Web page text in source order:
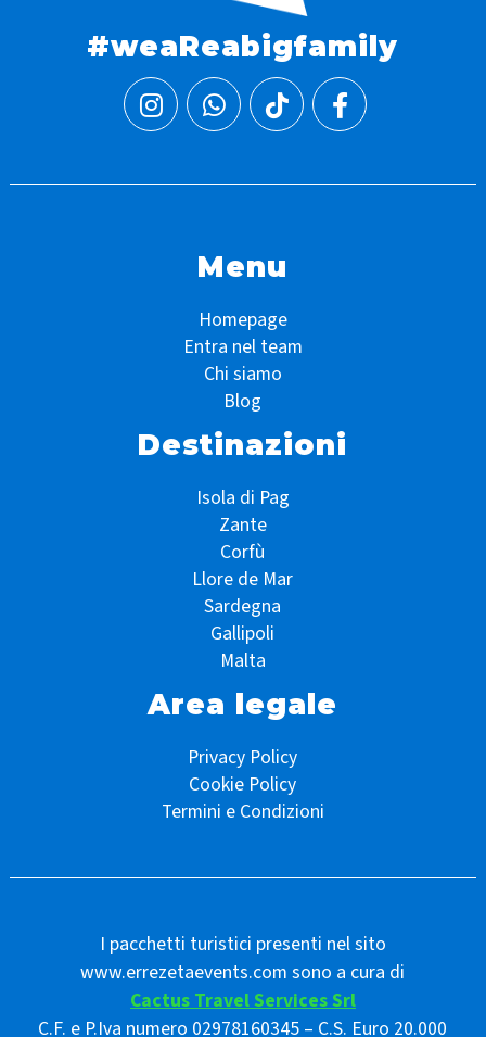
#weaReabigfamily
Menu
Homepage
Entra nel team
Chi siamo
Blog
Destinazioni
Isola di Pag
Zante
Corfù
Llore de Mar
Sardegna
Gallipoli
Malta
Area legale
Privacy Policy
Cookie Policy
Termini e Condizioni
I pacchetti turistici presenti nel sito
www.errezetaevents.com sono a cura di
Cactus Travel Services Srl
C.F. e P.Iva numero 02978160345 – C.S. Euro 20.000